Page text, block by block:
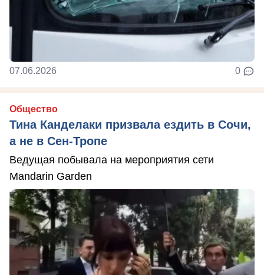
07.06.2026 0
Общество
Тина Канделаки призвала ездить в Сочи,
а не в Сен-Тропе
Ведущая побывала на мероприятия сети
Mandarin Garden